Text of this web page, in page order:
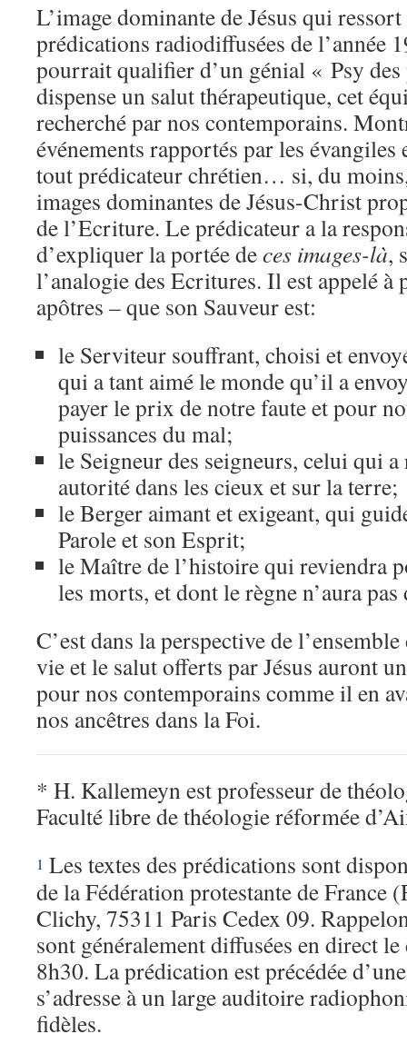
L’image dominante de Jésus qui
prédications radiodiffusées de l’année
pourrait qualifier d’un génial « Psy
dispense un salut thérapeutique, cet
recherché par nos contemporains.
événements rapportés par les
tout prédicateur chrétien… si, du
images dominantes de Jésus-Christ
de l’Ecriture. Le prédicateur a la
d’expliquer la portée deces images-là,
l’analogie des Ecritures. Il est appelé à
apôtres – que son Sauveur est:
le Serviteur souffrant, choisi et
qui a tant aimé le monde qu’il a
payer le prix de notre faute et pour
puissances du mal;
le Seigneur des seigneurs, celui qui a
autorité dans les cieux et sur la terre;
le Berger aimant et exigeant, qui
Parole et son Esprit;
le Maître de l’histoire qui reviendra
les morts, et dont le règne n’aura pas
C’est dans la perspective de
vie et le salut offerts par Jésus auront
pour nos contemporains comme il en
nos ancêtres dans la Foi.
* H. Kallemeyn est professeur de
Faculté libre de théologie réformée
1 Les textes des prédications sont
de la Fédération protestante de France
Clichy, 75311 Paris Cedex 09.
sont généralement diffusées en direct
8h30. La prédication est précédée
s’adresse à un large auditoire
fidèles.